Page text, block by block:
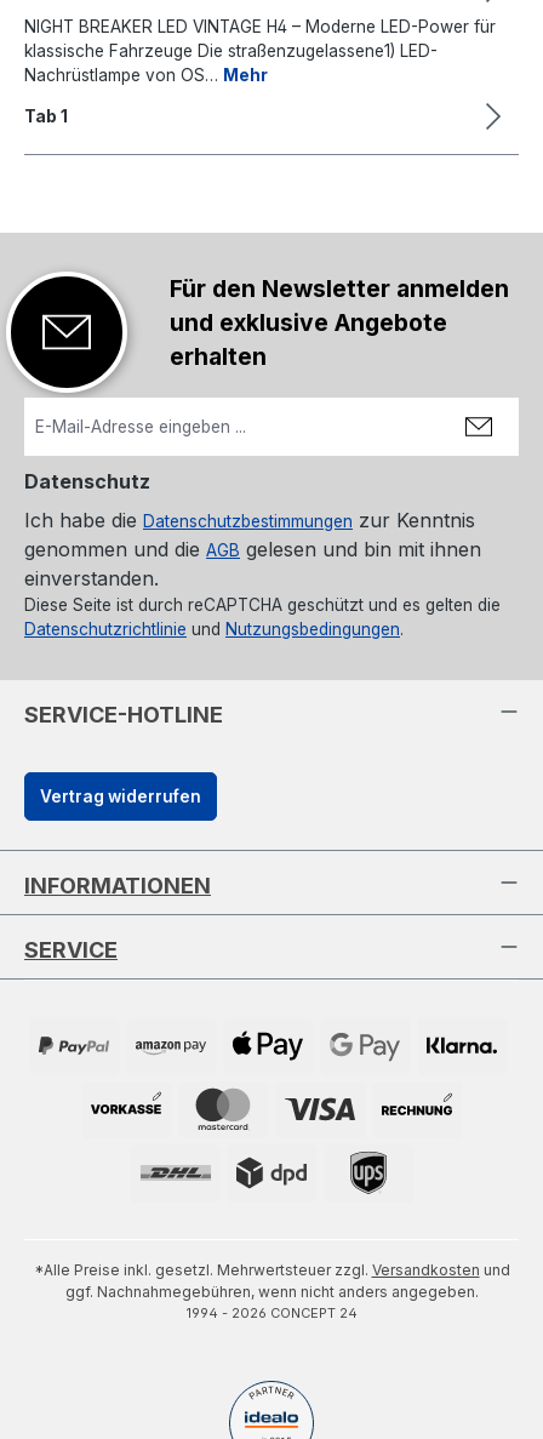
NIGHT BREAKER LED VINTAGE H4 – Moderne LED-Power für
klassische Fahrzeuge Die straßenzugelassene1) LED-
Nachrüstlampe von OS… Mehr
Tab 1
Für den Newsletter anmelden
und exklusive Angebote
erhalten
Datenschutz
Ich habe die Datenschutzbestimmungen zur Kenntnis
genommen und die AGB gelesen und bin mit ihnen
einverstanden.
Diese Seite ist durch reCAPTCHA geschützt und es gelten die
Datenschutzrichtlinie und Nutzungsbedingungen.
SERVICE-HOTLINE
Vertrag widerrufen
INFORMATIONEN
SERVICE
*Alle Preise inkl. gesetzl. Mehrwertsteuer zzgl. Versandkosten und
ggf. Nachnahmegebühren, wenn nicht anders angegeben.
1994 - 2026 CONCEPT 24